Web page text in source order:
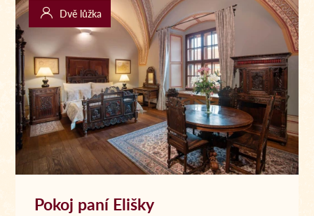
Dvě lůžka
Pokoj paní Elišky